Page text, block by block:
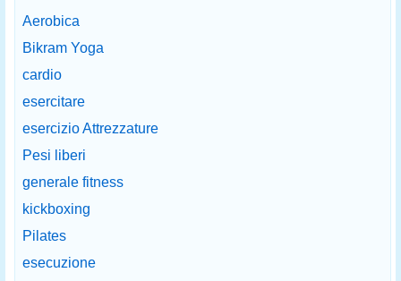
Aerobica
Bikram Yoga
cardio
esercitare
esercizio Attrezzature
Pesi liberi
generale fitness
kickboxing
Pilates
esecuzione